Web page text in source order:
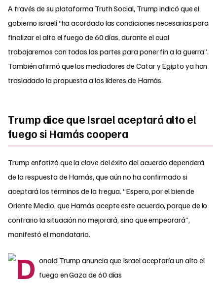
A través de su plataforma Truth Social, Trump indicó que el
gobierno israelí “ha acordado las condiciones necesarias para
finalizar el alto el fuego de 60 días, durante el cual
trabajaremos con todas las partes para poner fin a la guerra”.
También afirmó que los mediadores de Catar y Egipto ya han
trasladado la propuesta a los líderes de Hamás.
Trump dice que Israel aceptará alto el
fuego si Hamás coopera
Trump enfatizó que la clave del éxito del acuerdo dependerá
de la respuesta de Hamás, que aún no ha confirmado si
aceptará los términos de la tregua. “Espero, por el bien de
Oriente Medio, que Hamás acepte este acuerdo, porque de lo
contrario la situación no mejorará, sino que empeorará”,
manifestó el mandatario.